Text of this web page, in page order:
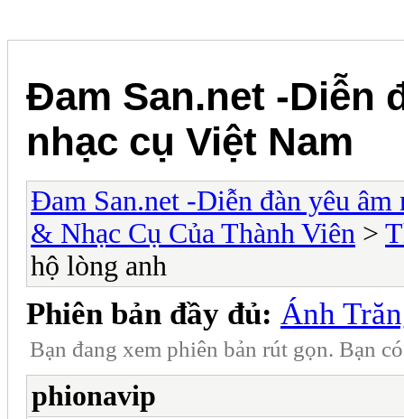
Đam San.net -Diễn
nhạc cụ Việt Nam
Đam San.net -Diễn đàn yêu âm
& Nhạc Cụ Của Thành Viên >
hộ lòng anh
Phiên bản đầy đủ: Ánh
Bạn đang xem phiên bản rút gọn. Bạn
phionavip